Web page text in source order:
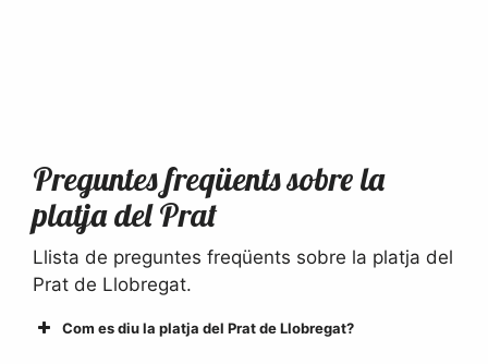
Preguntes freqüents sobre la
platja del Prat
Llista de preguntes freqüents sobre la platja del
Prat de Llobregat.
Com es diu la platja del Prat de Llobregat?